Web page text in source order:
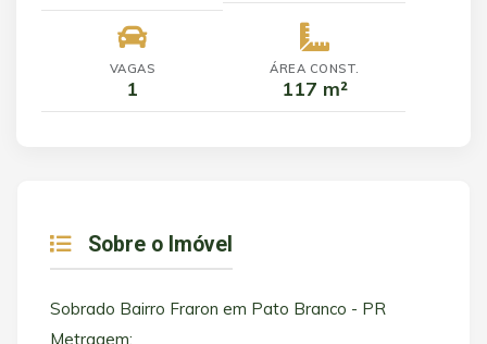
VAGAS
1
ÁREA CONST.
117 m²
Sobre o Imóvel
Sobrado Bairro Fraron em Pato Branco - PR
Metragem: